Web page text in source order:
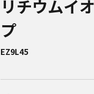
リチウムイ
プ
EZ9L45